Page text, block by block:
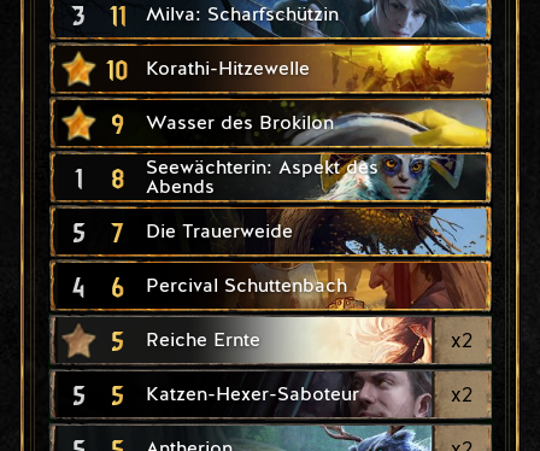
3 11 Milva: Scharfschützin
10 Korathi-Hitzewelle
9 Wasser des Brokilon
1 8
Seewächterin: Aspekt des
Abends
5 7 Die Trauerweide
4 6 Percival Schuttenbach
5 Reiche Ernte x2
5 5 Katzen-Hexer-Saboteur x2